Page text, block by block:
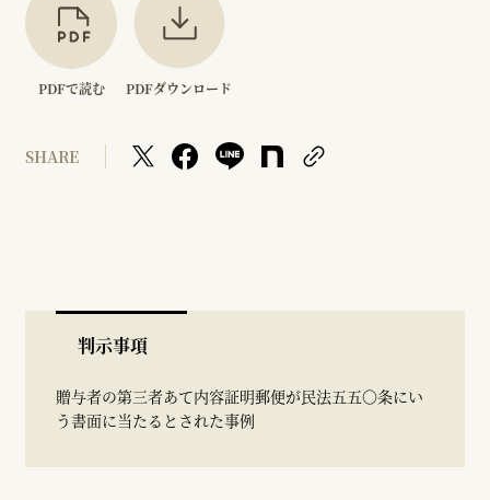
PDFで読む PDFダウンロード
SHARE
判示事項
贈与者の第三者あて内容証明郵便が民法五五〇条にい
う書面に当たるとされた事例